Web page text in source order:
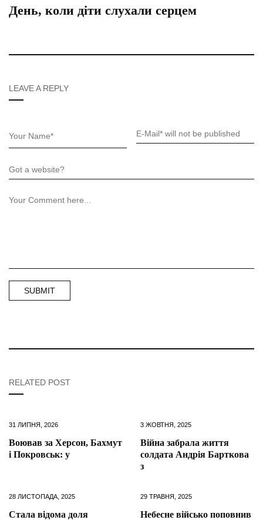
День, коли діти слухали серцем
LEAVE A REPLY
RELATED POST
31 ЛИПНЯ, 2026
Воював за Херсон, Бахмут
і Покровськ: у
3 ЖОВТНЯ, 2025
Війна забрала життя
солдата Андрія Барткова
з
28 ЛИСТОПАДА, 2025
Стала відома доля
29 ТРАВНЯ, 2025
Небесне військо поповнив